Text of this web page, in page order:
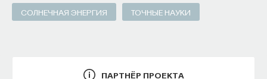
СОЛНЕЧНАЯ ЭНЕРГИЯ ТОЧНЫЕ НАУКИ
ПАРТНЁР ПРОЕКТА